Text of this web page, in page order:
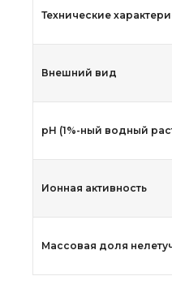
Технические
Внешний вид
рН (1%-ный водный
Ионная активность
Массовая доля